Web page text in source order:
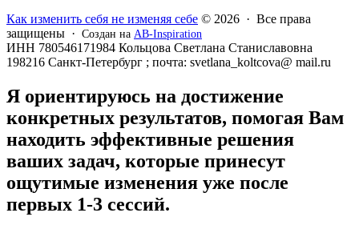
Как изменить себя не изменяя себе © 2026 · Все права
защищены · Создан на AB-Inspiration
ИНН 780546171984 Кольцова Светлана Станиславовна
198216 Санкт-Петербург ; почта: svetlana_koltcova@ mail.ru
Я ориентируюсь на достижение
конкретных результатов, помогая Вам
находить эффективные решения
ваших задач, которые принесут
ощутимые изменения уже после
первых 1-3 сессий.